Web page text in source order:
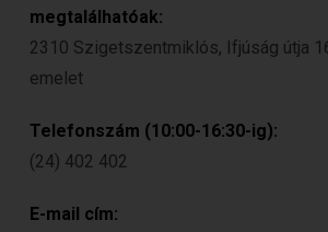
megtalálhatóak:
2310 Szigetszentmiklós, Ifjúság útja
emelet
Telefonszám (10:00-16:30-ig):
(24) 402 402
E-mail cím: